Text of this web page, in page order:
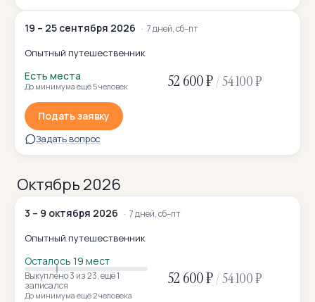
19 – 25 сентября 2026 7 дней, сб–пт
Опытный путешественник
Есть места
До минимума ещё 5 человек 52 600 ₽/54 100 ₽
Подать заявку
Задать вопрос
Октябрь 2026
3 – 9 октября 2026 7 дней, сб–пт
Опытный путешественник
Осталось 19 мест
Выкуплено 3 из 23,ещё 1
записался
До минимума ещё 2 человека
52 600 ₽/54 100 ₽